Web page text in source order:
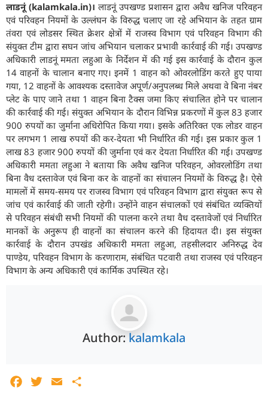
लाडनूं (kalamkala.in)। लाडनूं उपखण्ड प्रशासन द्वारा अवैध खनिज परिवहन
एवं परिवहन नियमों के उल्लंघन के विरुद्ध चलाए जा रहे अभियान के तहत ग्राम
तंवरा एवं लोडसर स्थित क्रेशर क्षेत्रों में राजस्व विभाग एवं परिवहन विभाग की
संयुक्त टीम द्वारा सघन जांच अभियान चलाकर प्रभावी कार्रवाई की गई। उपखण्ड
अधिकारी लाडनूं ममता लहुआ के निर्देशन में की गई इस कार्रवाई के दौरान कुल
14 वाहनों के चालान बनाए गए। इनमें 1 वाहन को ओवरलोडिंग करते हुए पाया
गया, 12 वाहनों के आवश्यक दस्तावेज अपूर्ण/अनुपलब्ध मिले अथवा वे बिना नंबर
प्लेट के पाए जाने तथा 1 वाहन बिना टैक्स जमा किए संचालित होने पर चालान
की कार्रवाई की गई। संयुक्त अभियान के दौरान विभिन्न प्रकरणों में कुल 83 हजार
900 रुपयों का जुर्माना अधिरोपित किया गया। इसके अतिरिक्त एक लोडर वाहन
पर लगभग 1 लाख रुपयों की कर-देयता भी निर्धारित की गई। इस प्रकार कुल 1
लाख 83 हजार 900 रुपयों की जुर्माना एवं कर देयता निर्धारित की गई। उपखण्ड
अधिकारी ममता लहुआ ने बताया कि अवैध खनिज परिवहन, ओवरलोडिंग तथा
बिना वैध दस्तावेज एवं बिना कर के वाहनों का संचालन नियमों के विरुद्ध है। ऐसे
मामलों में समय-समय पर राजस्व विभाग एवं परिवहन विभाग द्वारा संयुक्त रूप से
जांच एवं कार्रवाई की जाती रहेगी। उन्होंने वाहन संचालकों एवं संबंधित व्यक्तियों
से परिवहन संबंधी सभी नियमों की पालना करने तथा वैध दस्तावेजों एवं निर्धारित
मानकों के अनुरूप ही वाहनों का संचालन करने की हिदायत दी। इस संयुक्त
कार्रवाई के दौरान उपखंड अधिकारी ममता लहुआ, तहसीलदार अनिरुद्ध देव
पाण्डेय, परिवहन विभाग के करणाराम, संबंधित पटवारी तथा राजस्व एवं परिवहन
विभाग के अन्य अधिकारी एवं कार्मिक उपस्थित रहे।
Author:kalamkala
FacebookTwitterEmail